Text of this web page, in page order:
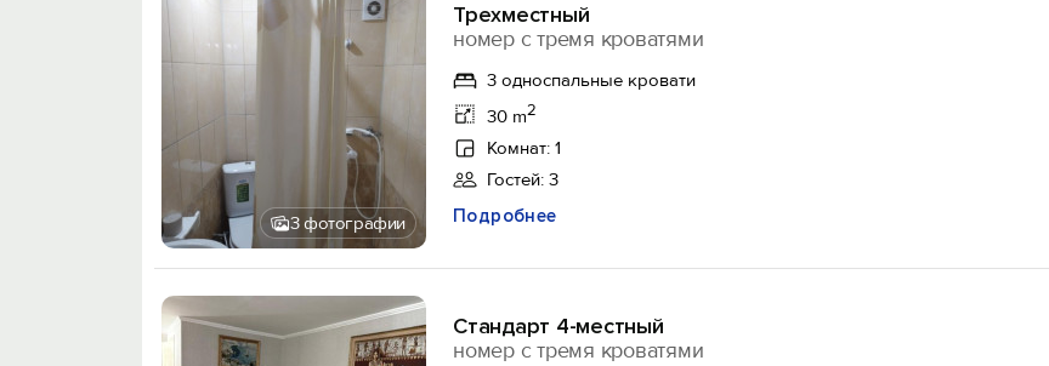
3 фотографии
Трехместный
номер с тремя кроватями
3 односпальные кровати
30 m2
Комнат: 1
Гостей: 3
Подробнее
Стандарт 4-местный
номер с тремя кроватями